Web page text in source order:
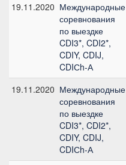
19.11.2020 Международные
соревнования
по выездке
CDI3*, CDI2*,
CDIY, CDIJ,
CDIСh-А
19.11.2020 Международные
соревнования
по выездке
CDI3*, CDI2*,
CDIY, CDIJ,
CDIСh-А